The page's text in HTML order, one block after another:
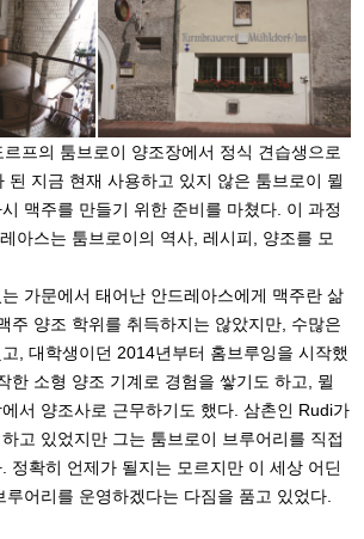
프의 툼브로이 양조장에서 정식 견습생으로
된 지금 현재 사용하고 있지 않은 툼브로이 뮐
맥주를 만들기 위한 준비를 마쳤다. 이 과정
아스는 툼브로이의 역사, 레시피, 양조를 모
가문에서 태어난 안드레아스에게 맥주란 삶
주 양조 학위를 취득하지는 않았지만, 수많은
, 대학생이던 2014년부터 홈브루잉을 시작했
한 소형 양조 기계로 경험을 쌓기도 하고, 뮐
서 양조사로 근무하기도 했다. 삼촌인 Rudi가
고 있었지만 그는 툼브로이 브루어리를 직접
정확히 언제가 될지는 모르지만 이 세상 어딘
어리를 운영하겠다는 다짐을 품고 있었다.